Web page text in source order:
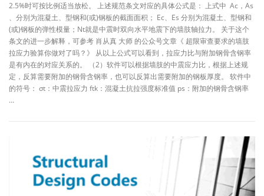
2.5%时可按比例适当放松。 上述规范条文对应的具体公式是： 上式中 Ac，As
、分别为混凝土、型钢和(或)钢板的截面面积； Ec、Es 分别为混凝土、型钢和
(或)钢板的弹性模量；Nt就是中震时双向水平地震下的墙肢轴拉力。 关于这个
条文的进一步解释，可参考 肖从真 大师 的公众号文章《 超限审查要求的墙肢
拉应力验算你做对了吗？》 从以上公式可以看到，拉应力比与附加钢骨含钢率
是有内在的对应关系的。 （2）软件可以根据墙肢的中震应力比，根据上述规
定，反算需要附加的钢骨含钢率，也可以反算出需要附加的钢板厚度。 软件中
的符号： σt：中震拉应力 ftk：混凝土抗拉强度标准值 ps：附加的钢骨含钢率
…